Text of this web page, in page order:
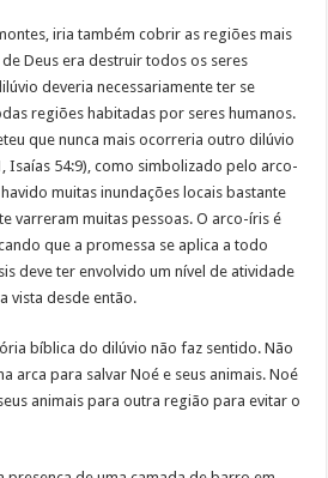
iria também cobrir as regiões mais
Deus era destruir todos os seres
deveria necessariamente ter se
regiões habitadas por seres humanos.
que nunca mais ocorreria outro dilúvio
Isaías 54:9), como simbolizado pelo arco-
muitas inundações locais bastante
varreram muitas pessoas. O arco-íris é
que a promessa se aplica a todo
deve ter envolvido um nível de atividade
vista desde então.
bíblica do dilúvio não faz sentido. Não
arca para salvar Noé e seus animais. Noé
animais para outra região para evitar o